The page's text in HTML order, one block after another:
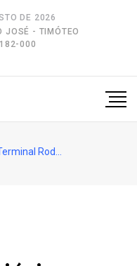
DE 2026
JOSÉ - TIMÓTEO
000